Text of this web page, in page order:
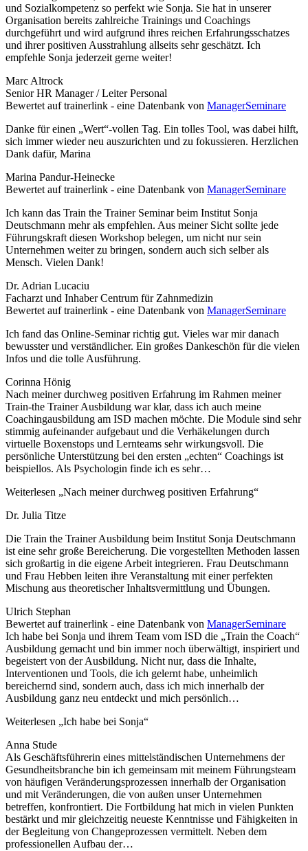
und Sozialkompetenz so perfekt wie Sonja. Sie hat in unserer
Organisation bereits zahlreiche Trainings und Coachings
durchgeführt und wird aufgrund ihres reichen Erfahrungs­schatzes
und ihrer positiven Ausstrahlung allseits sehr geschätzt. Ich
empfehle Sonja jederzeit gerne weiter!
Marc Altrock
Senior HR Manager / Leiter Personal
Bewertet auf trainerlink - eine Datenbank von ManagerSeminare
Danke für einen „Wert“-vollen Tag. Ein tolles Tool, was dabei hilft,
sich immer wieder neu auszurichten und zu fokussieren. Herzlichen
Dank dafür, Marina
Marina Pandur-Heinecke
Bewertet auf trainerlink - eine Datenbank von ManagerSeminare
Ich kann das Train the Trainer Seminar beim Institut Sonja
Deutschmann mehr als empfehlen. Aus meiner Sicht sollte jede
Führungskraft diesen Workshop belegen, um nicht nur sein
Unternehmen weiter zu bringen, sondern auch sich selber als
Mensch. Vielen Dank!
Dr. Adrian Lucaciu
Facharzt und Inhaber Centrum für Zahnmedizin
Bewertet auf trainerlink - eine Datenbank von ManagerSeminare
Ich fand das Online-Seminar richtig gut. Vieles war mir danach
bewusster und verständlicher. Ein großes Dankeschön für die vielen
Infos und die tolle Ausführung.
Corinna Hönig
Nach meiner durchweg positiven Erfahrung im Rahmen meiner
Train-the Trainer Ausbildung war klar, dass ich auch meine
Coachingausbildung am ISD machen möchte. Die Module sind sehr
stimmig aufeinander aufgebaut und die Verhäkelungen durch
virtuelle Boxenstops und Lernteams sehr wirkungsvoll. Die
persönliche Unterstützung bei den ersten „echten“ Coachings ist
beispiellos. Als Psychologin finde ich es sehr…
Weiterlesen „Nach meiner durchweg positiven Erfahrung“
Dr. Julia Titze
Die Train the Trainer Ausbildung beim Institut Sonja Deutschmann
ist eine sehr große Bereicherung. Die vorgestellten Methoden lassen
sich großartig in die eigene Arbeit integrieren. Frau Deutschmann
und Frau Hebben leiten ihre Veranstaltung mit einer perfekten
Mischung aus theoretischer Inhaltsvermittlung und Übungen.
Ulrich Stephan
Bewertet auf trainerlink - eine Datenbank von ManagerSeminare
Ich habe bei Sonja und ihrem Team vom ISD die „Train the Coach“
Ausbildung gemacht und bin immer noch überwältigt, inspiriert und
begeistert von der Ausbildung. Nicht nur, dass die Inhalte,
Interventionen und Tools, die ich gelernt habe, unheimlich
bereichernd sind, sondern auch, dass ich mich innerhalb der
Ausbildung ganz neu entdeckt und mich persönlich…
Weiterlesen „Ich habe bei Sonja“
Anna Stude
Als Geschäftsführerin eines mittelständischen Unter­nehmens der
Gesundheitsbranche bin ich gemeinsam mit meinem Führungsteam
von häufig­en Verände­rungs­­prozessen innerhalb der Organisation
und mit Veränderungen, die von außen unser Unternehmen
betreffen, konfrontiert. Die Fortbildung hat mich in vielen Punkten
bestärkt und mir gleichzeitig neueste Kenntnisse und Fähigkeiten in
der Begleitung von Changeprozessen vermittelt. Neben dem
professio­nell­en Aufbau der…